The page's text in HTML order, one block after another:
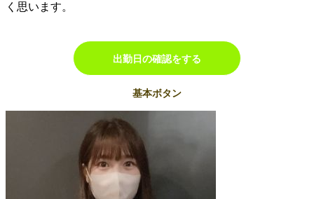
く思います。
出勤日の確認をする
基本ボタン